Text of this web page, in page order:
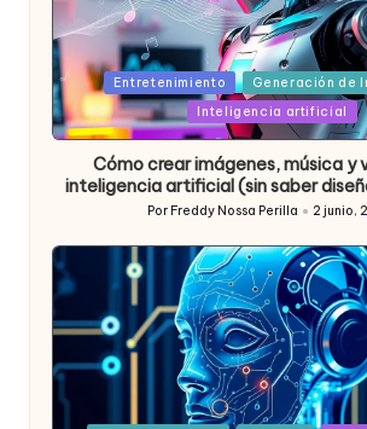
Posted
in
Entretenimiento
Generación de
Inteligencia artificial
Cómo crear imágenes, música y
inteligencia artificial (sin saber
Publicado
por
Por Freddy Nossa Perilla 2 junio,